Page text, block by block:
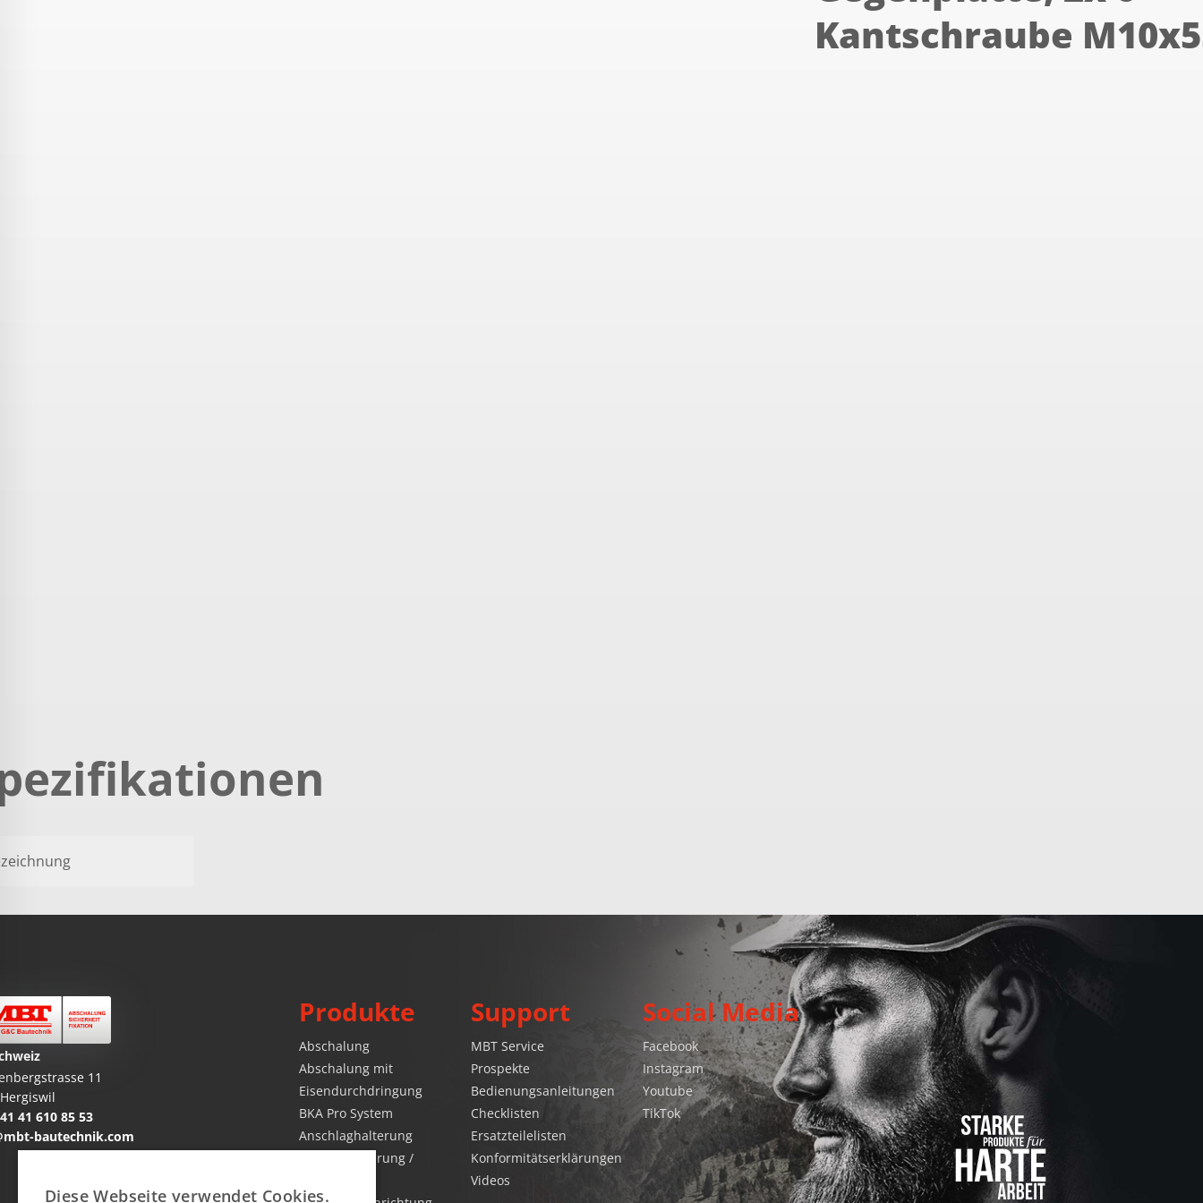
Kantschraube
11
41 610 85 53
bautechnik.com
Produkte
Abschalung
Abschalung mit
Eisendurchdringung
BKA Pro System
Anschlaghalterung
Absturzsicherung /
Support
MBT Service
Prospekte
Bedienungsanleitungen
Checklisten
Ersatzteilelisten
Konformitätserklärungen
Videos
Social Media
Facebook
Instagram
Youtube
TikTok
Diese Webseite verwendet Cookies.